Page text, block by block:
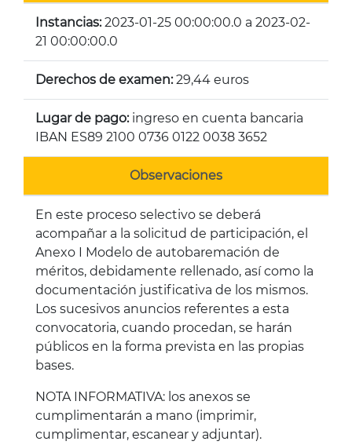
Instancias:2023-01-25 00:00:00.0 a 2023-02-
21 00:00:00.0
Derechos de examen:29,44 euros
Lugar de pago:ingreso en cuenta bancaria
IBAN ES89 2100 0736 0122 0038 3652
Observaciones
En este proceso selectivo se deberá
acompañar a la solicitud de participación, el
Anexo I Modelo de autobaremación de
méritos, debidamente rellenado, así como la
documentación justificativa de los mismos.
Los sucesivos anuncios referentes a esta
convocatoria, cuando procedan, se harán
públicos en la forma prevista en las propias
bases.
NOTA INFORMATIVA: los anexos se
cumplimentarán a mano (imprimir,
cumplimentar, escanear y adjuntar).